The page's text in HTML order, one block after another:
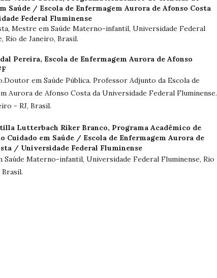
Saúde / Escola de Enfermagem Aurora de Afonso Costa
Federal Fluminense
Mestre em Saúde Materno-infantil, Universidade Federal
Rio de Janeiro, Brasil.
Pereira, Escola de Enfermagem Aurora de Afonso
em Saúde Pública. Professor Adjunto da Escola de
Aurora de Afonso Costa da Universidade Federal Fluminense.
- RJ, Brasil.
Lutterbach Riker Branco, Programa Acadêmico de
Cuidado em Saúde / Escola de Enfermagem Aurora de
/ Universidade Federal Fluminense
Saúde Materno-infantil, Universidade Federal Fluminense, Rio
Brasil.